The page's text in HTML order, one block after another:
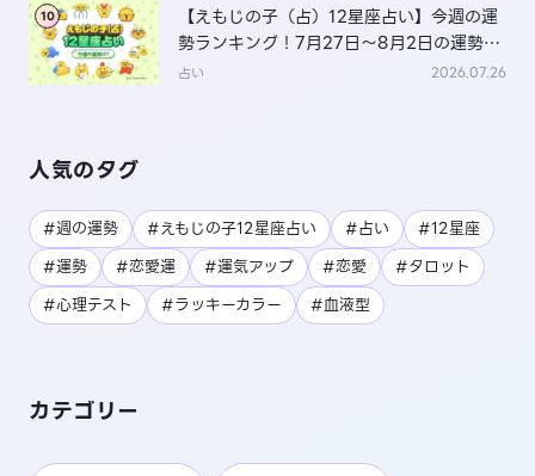
10
【えもじの子（占）12星座占い】今週の運
勢ランキング！7月27日～8月2日の運勢
は？
占い 2026.07.26
人気のタグ
#週の運勢 #えもじの子12星座占い #占い
#12星座
#運勢
#恋愛運 #運気アップ #恋愛
#タロット
#心理テスト
#ラッキーカラー #血液型
カテゴリー